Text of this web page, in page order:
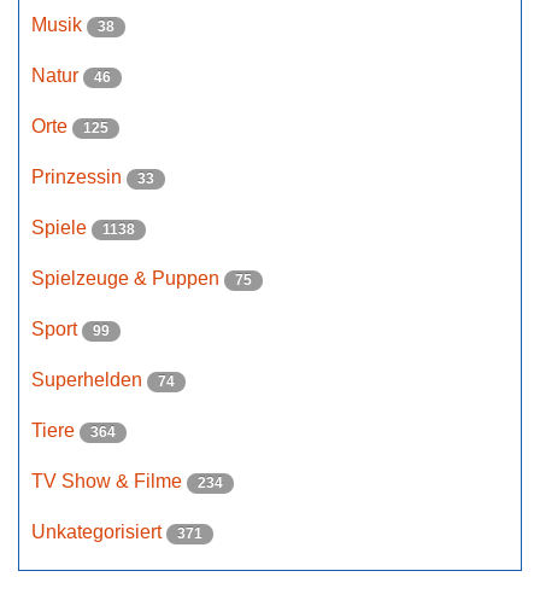
Musik 38
Natur 46
Orte 125
Prinzessin 33
Spiele 1138
Spielzeuge & Puppen 75
Sport 99
Superhelden 74
Tiere 364
TV Show & Filme 234
Unkategorisiert 371